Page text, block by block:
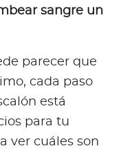
sangre un
parecer que
cada paso
está
para tu
ver cuáles son